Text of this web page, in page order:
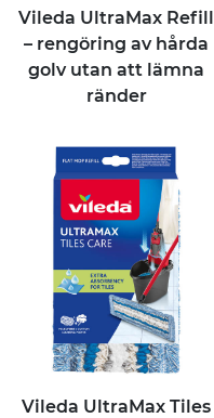
Vileda UltraMax Refill
– rengöring av hårda
golv utan att lämna
ränder
Vileda UltraMax Tiles